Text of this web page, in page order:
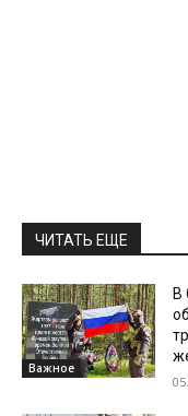
ЧИТАТЬ ЕЩЕ
Важное
В